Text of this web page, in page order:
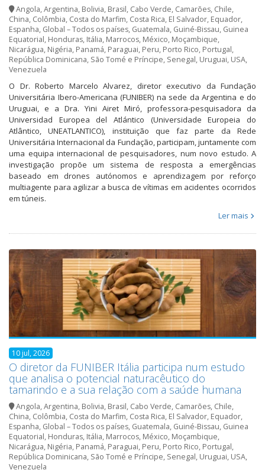
Angola,Argentina, Bolivia, Brasil, Cabo Verde, Camarões, Chile,
China, Colômbia, Costa do Marfim, Costa Rica, El Salvador, Equador,
Espanha, Global – Todos os países, Guatemala, Guiné-Bissau, Guinea
Equatorial, Honduras, Itália, Marrocos, México, Moçambique,
Nicarágua, Nigéria, Panamá, Paraguai, Peru, Porto Rico, Portugal,
República Dominicana, São Tomé e Príncipe, Senegal, Uruguai, USA,
Venezuela
O Dr. Roberto Marcelo Alvarez, diretor executivo da Fundação
Universitária Ibero-Americana (FUNIBER) na sede da Argentina e do
Uruguai, e a Dra. Yini Airet Miró, professora-pesquisadora da
Universidad Europea del Atlántico (Universidade Europeia do
Atlântico, UNEATLANTICO), instituição que faz parte da Rede
Universitária Internacional da Fundação, participam, juntamente com
uma equipa internacional de pesquisadores, num novo estudo. A
investigação propõe um sistema de resposta a emergências
baseado em drones autónomos e aprendizagem por reforço
multiagente para agilizar a busca de vítimas em acidentes ocorridos
em túneis.
Ler mais
10 jul, 2026
O diretor da FUNIBER Itália participa num estudo
que analisa o potencial naturacêutico do
tamarindo e a sua relação com a saúde humana
Angola,Argentina, Bolivia, Brasil, Cabo Verde, Camarões, Chile,
China, Colômbia, Costa do Marfim, Costa Rica, El Salvador, Equador,
Espanha, Global – Todos os países, Guatemala, Guiné-Bissau, Guinea
Equatorial, Honduras, Itália, Marrocos, México, Moçambique,
Nicarágua, Nigéria, Panamá, Paraguai, Peru, Porto Rico, Portugal,
República Dominicana, São Tomé e Príncipe, Senegal, Uruguai, USA,
Venezuela